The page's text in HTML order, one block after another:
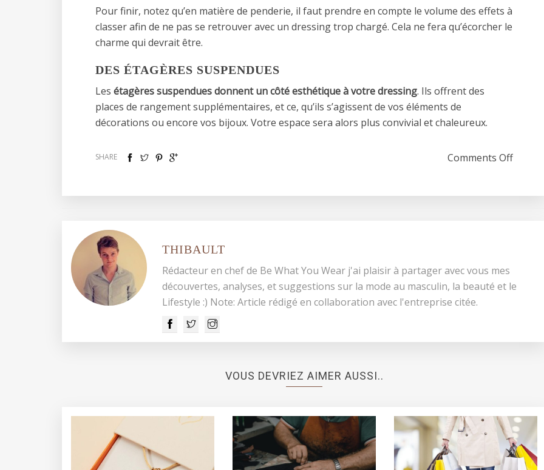
Pour finir, notez qu’en matière de penderie, il faut prendre en compte le volume des effets à
classer afin de ne pas se retrouver avec un dressing trop chargé. Cela ne fera qu’écorcher le
charme qui devrait être.
DES ÉTAGÈRES SUSPENDUES
Les étagères suspendues donnent un côté esthétique à votre dressing. Ils offrent des
places de rangement supplémentaires, et ce, qu’ils s’agissent de vos éléments de
décorations ou encore vos bijoux. Votre espace sera alors plus convivial et chaleureux.
SHARE Comments Offon
THIBAULT
Rédacteur en chef de Be What You Wear j'ai plaisir à partager avec vous mes
découvertes, analyses, et suggestions sur la mode au masculin, la beauté et le
Lifestyle :) Note: Article rédigé en collaboration avec l'entreprise citée.
VOUS DEVRIEZ AIMER AUSSI..